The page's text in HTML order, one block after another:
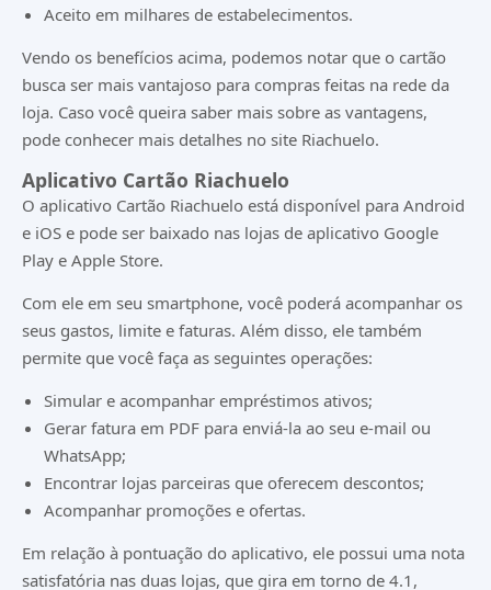
Aceito em milhares de estabelecimentos.
Vendo os benefícios acima, podemos notar que o cartão
busca ser mais vantajoso para compras feitas na rede da
loja. Caso você queira saber mais sobre as vantagens,
pode conhecer mais detalhes no site Riachuelo.
Aplicativo Cartão Riachuelo
O aplicativo Cartão Riachuelo está disponível para Android
e iOS e pode ser baixado nas lojas de aplicativo Google
Play e Apple Store.
Com ele em seu smartphone, você poderá acompanhar os
seus gastos, limite e faturas. Além disso, ele também
permite que você faça as seguintes operações:
Simular e acompanhar empréstimos ativos;
Gerar fatura em PDF para enviá-la ao seu e-mail ou
WhatsApp;
Encontrar lojas parceiras que oferecem descontos;
Acompanhar promoções e ofertas.
Em relação à pontuação do aplicativo, ele possui uma nota
satisfatória nas duas lojas, que gira em torno de 4.1,